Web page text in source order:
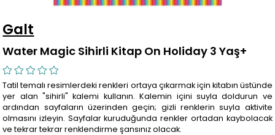
Galt
Water Magic Sihirli Kitap On Holiday 3 Yaş+
Tatil temalı resimlerdeki renkleri ortaya çıkarmak için kitabın üstünde
yer alan "sihirli" kalemi kullanın. Kalemin içini suyla doldurun ve
ardından sayfaların üzerinden geçin; gizli renklerin suyla aktivite
olmasını izleyin. Sayfalar kuruduğunda renkler ortadan kaybolacak
ve tekrar tekrar renklendirme şansınız olacak.